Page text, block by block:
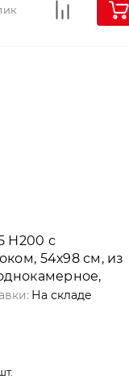
Н200 с
54х98 см, из
Roto
На складе